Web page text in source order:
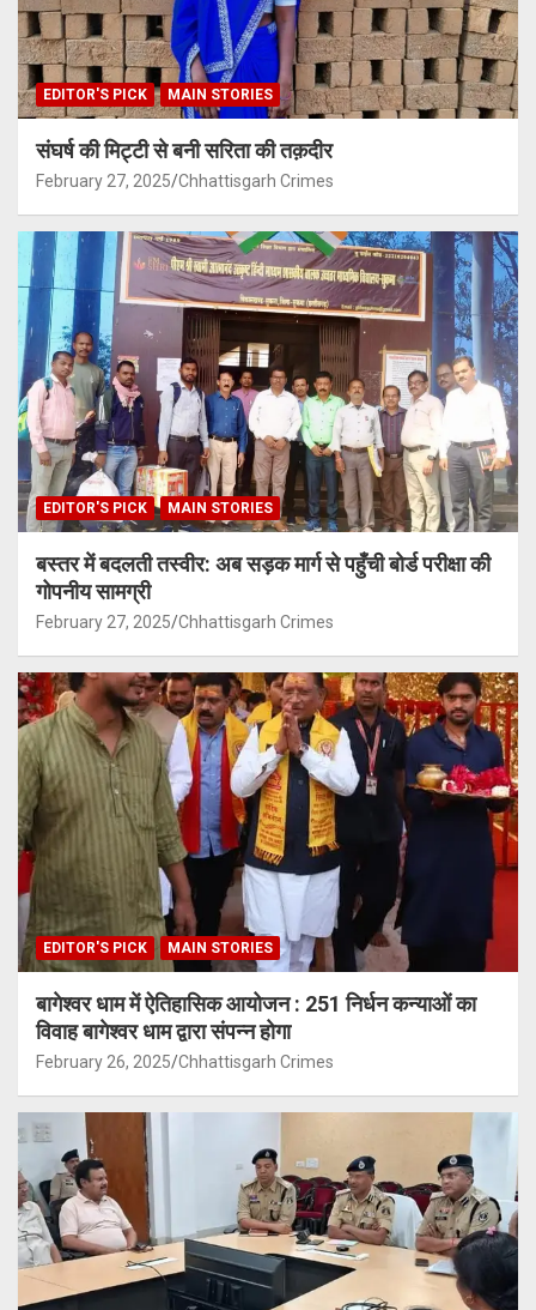
EDITOR'S PICK MAIN STORIES
संघर्ष की मिट्टी से बनी सरिता की तक़दीर
February 27, 2025 Chhattisgarh Crimes
EDITOR'S PICK MAIN STORIES
बस्तर में बदलती तस्वीर: अब सड़क मार्ग से पहुँची बोर्ड परीक्षा की
गोपनीय सामग्री
February 27, 2025 Chhattisgarh Crimes
EDITOR'S PICK MAIN STORIES
बागेश्वर धाम में ऐतिहासिक आयोजन : 251 निर्धन कन्याओं का
विवाह बागेश्वर धाम द्वारा संपन्न होगा
February 26, 2025 Chhattisgarh Crimes